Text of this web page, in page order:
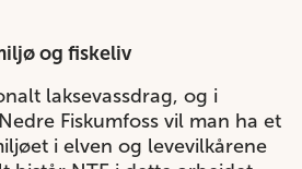
og fiskeliv
laksevassdrag, og i
Fiskumfoss vil man ha et
i elven og levevilkårene